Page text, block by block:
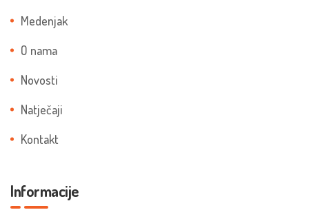
Medenjak
O nama
Novosti
Natječaji
Kontakt
Informacije